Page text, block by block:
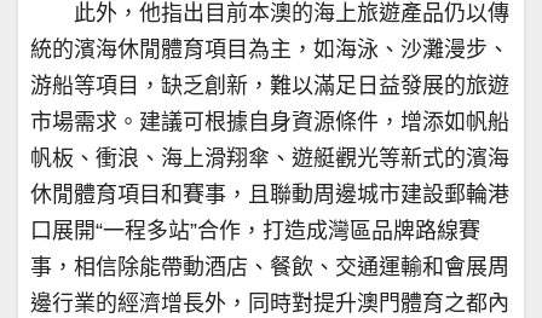
此外，他指出目前本澳的海上旅遊產品仍以傳
統的濱海休閒體育項目為主，如海泳、沙灘漫步、
游船等項目，缺乏創新，難以滿足日益發展的旅遊
市場需求。建議可根據自身資源條件，增添如帆船
帆板、衝浪、海上滑翔傘、遊艇觀光等新式的濱海
休閒體育項目和賽事，且聯動周邊城市建設郵輪港
口展開“一程多站”合作，打造成灣區品牌路線賽
事，相信除能帶動酒店、餐飲、交通運輸和會展周
邊行業的經濟增長外，同時對提升澳門體育之都內